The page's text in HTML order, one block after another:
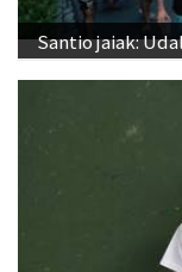
Santio jaiak: